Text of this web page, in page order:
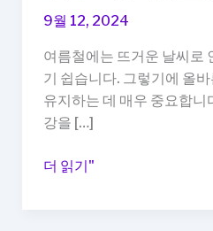
9월 12, 2024
여름철에는 뜨거운 날씨로
기 쉽습니다. 그렇기에 올
유지하는 데 매우 중요합니
강을 […]
여
더 읽기"